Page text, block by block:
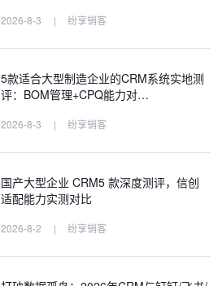
2026-8-3 | 纷享销客
5款适合大型制造企业的CRM系统实地测
评：BOM管理+CPQ能力对…
2026-8-3 | 纷享销客
国产大型企业 CRM5 款深度测评，信创
适配能力实测对比
2026-8-2 | 纷享销客